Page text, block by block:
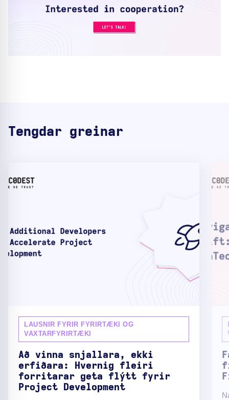
Tengdar greinar
LAUSNIR FYRIR FYRIRTÆKI OG
VAXTARFYRIRTÆKI
Að vinna snjallara, ekki
erfiðara: Hvernig fleiri
forritarar geta flýtt fyrir
Project Development